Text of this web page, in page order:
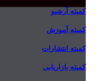
کمیته آرشیو
کمیته آموزش
کمیته انتشارات
کمیته بازاریابی